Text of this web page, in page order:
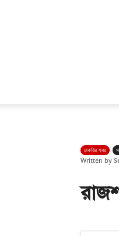
চাকরির খবর
Written by